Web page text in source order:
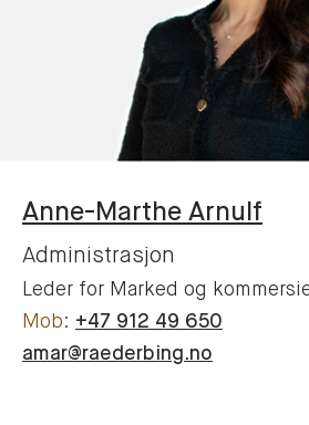
Anne-Marthe Arnulf
Administrasjon
Leder for Marked og
+47 912 49 650
amar@raederbing.no